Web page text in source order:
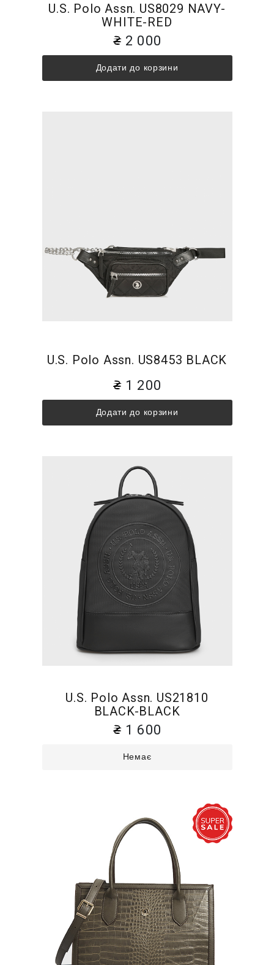
U.S. Polo Assn. US8029 NAVY-
WHITE-RED
2 000
Додати до корзини
U.S. Polo Assn. US8453 BLACK
1 200
Додати до корзини
U.S. Polo Assn. US21810
BLACK-BLACK
1 600
Немає